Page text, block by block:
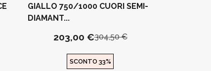
GIALLO 750/1000 CUORI SEMI-
DIAMANT...
203,00 €304,50 €
SCONTO 33%